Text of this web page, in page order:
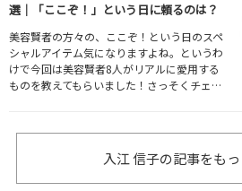
選｜「ここぞ！」という日に頼るのは？
美容賢者の方々の、ここぞ！という日のスペ
シャルアイテム気になりますよね。というわ
けで今回は美容賢者8人がリアルに愛用する
ものを教えてもらいました！さっそくチェ…
入江 信子の記事をも